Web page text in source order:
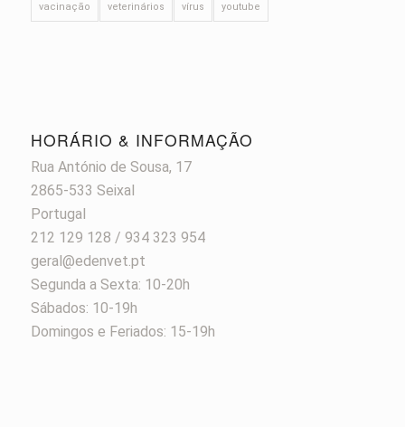
vacinação veterinários vírus youtube
HORÁRIO & INFORMAÇÃO
Rua António de Sousa, 17
2865-533 Seixal
Portugal
212 129 128 / 934 323 954
geral@edenvet.pt
Segunda a Sexta: 10-20h
Sábados: 10-19h
Domingos e Feriados: 15-19h